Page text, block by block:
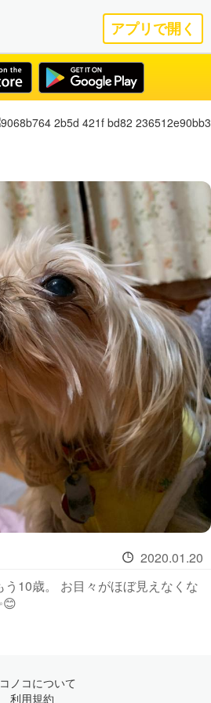
アプリで開く
2020.01.20
10歳。 お目々がほぼ見えなくな
ノコについて
利用規約